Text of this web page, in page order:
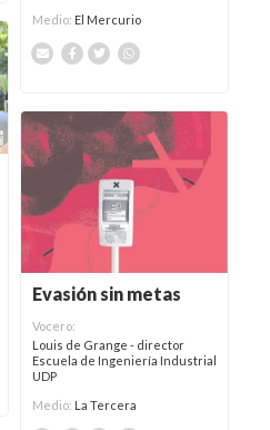
Medio: El Mercurio
Evasión sin metas
Vocero:
Louis de Grange - director
Escuela de Ingeniería Industrial
UDP
Medio: La Tercera